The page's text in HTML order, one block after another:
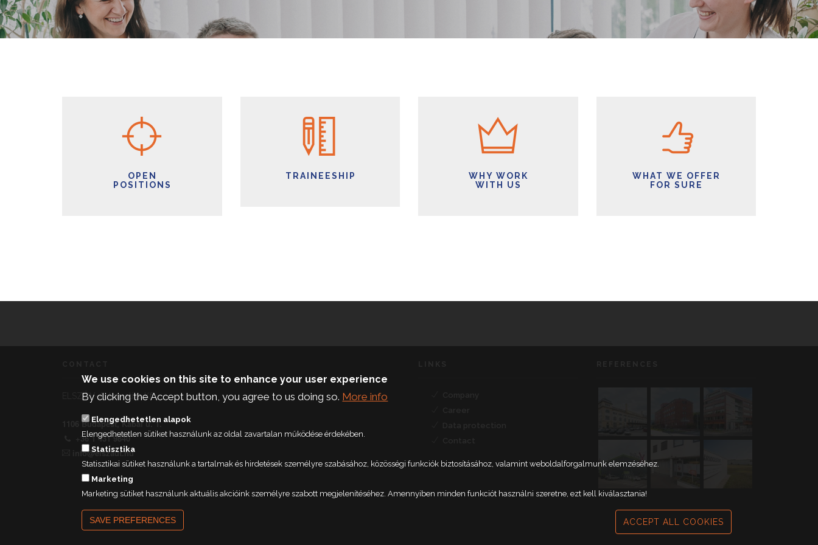
OPEN
POSITIONS
TRAINEESHIP
WHY WORK
WITH US
WHAT WE OFFER
FOR SURE
ELSZÖV-Automatika Kft.
1106 Budapest, Kabai u. 1.
+36 1 431 9840
info@elszaut.hu
We use cookies on this site to enhance your user experience
By clicking the Accept button, you agree to us doing so. More info
Elengedhetetlen alapok
Elengedhetetlen sütiket használunk az oldal zavartalan működése érdekében.
Statisztika
Statisztikai sütiket használunk a tartalmak és hirdetések személyre szabásához, közösségi funkciók biztosításához, valamint weboldalforgalmunk elemzéséhez.
Marketing
Marketing sütiket használunk aktuális akcióink személyre szabott megjelenítéséhez. Amennyiben minden funkciót használni szeretne, ezt kell kiválasztania!
SAVE PREFERENCES ACCEPT ALL COOKIES